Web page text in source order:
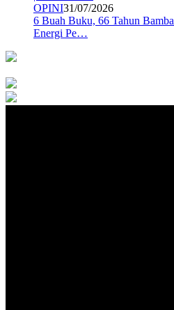
OPINI31/07/2026
6 Buah Buku, 66 Tahun
Energi Pe…